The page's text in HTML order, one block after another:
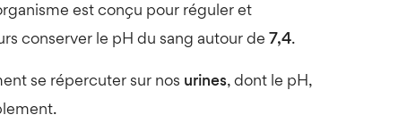
est conçu pour réguler et
conserver le pH du sang autour de 7,4.
se répercuter sur nos urines, dont le pH,